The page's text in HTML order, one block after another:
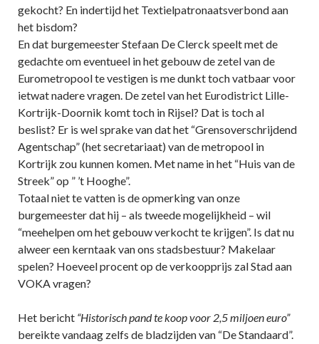
gekocht? En indertijd het Textielpatronaatsverbond aan
het bisdom?
En dat burgemeester Stefaan De Clerck speelt met de
gedachte om eventueel in het gebouw de zetel van de
Eurometropool te vestigen is me dunkt toch vatbaar voor
ietwat nadere vragen. De zetel van het Eurodistrict Lille-
Kortrijk-Doornik komt toch in Rijsel? Dat is toch al
beslist? Er is wel sprake van dat het “Grensoverschrijdend
Agentschap” (het secretariaat) van de metropool in
Kortrijk zou kunnen komen. Met name in het “Huis van de
Streek” op ” ’t Hooghe”.
Totaal niet te vatten is de opmerking van onze
burgemeester dat hij – als tweede mogelijkheid – wil
“meehelpen om het gebouw verkocht te krijgen”. Is dat nu
alweer een kerntaak van ons stadsbestuur? Makelaar
spelen? Hoeveel procent op de verkoopprijs zal Stad aan
VOKA vragen?
Het bericht “Historisch pand te koop voor 2,5 miljoen euro”
bereikte vandaag zelfs de bladzijden van “De Standaard”.